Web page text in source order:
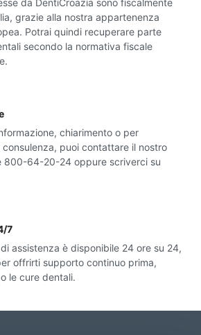
grazie alla nostra appartenenza
Potrai quindi recuperare parte
secondo la normativa fiscale
chiarimento o per
consulenza, puoi contattare il nostro
800-64-20-24 oppure scriverci su
7
assistenza è disponibile 24 ore su 24,
offrirti supporto continuo prima,
le cure dentali.